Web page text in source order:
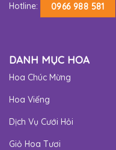
Hotline: 0966 988 581
DANH MỤC HOA
Hoa Chúc Mừng
Hoa Viếng
Dịch Vụ Cưới Hỏi
Giỏ Hoa Tươi